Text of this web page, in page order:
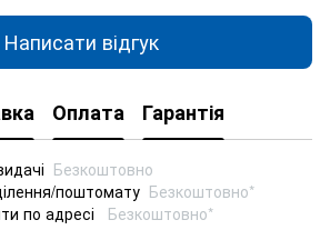
Написати відгук
Оплата Гарантія
Безкоштовно
поштомату Безкоштовно*
по адресі Безкоштовно*